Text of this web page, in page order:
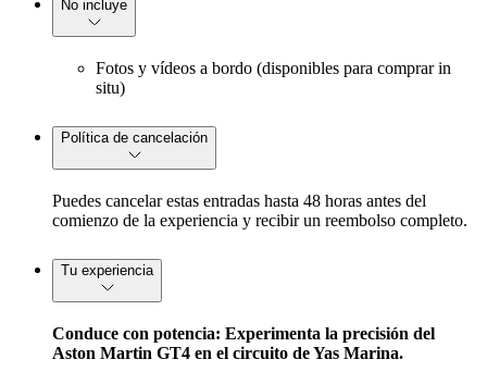
No incluye
Fotos y vídeos a bordo (disponibles para comprar in
situ)
Política de cancelación
Puedes cancelar estas entradas hasta 48 horas antes del
comienzo de la experiencia y recibir un reembolso completo.
Tu experiencia
Conduce con potencia: Experimenta la precisión del
Aston Martin GT4 en el circuito de Yas Marina.